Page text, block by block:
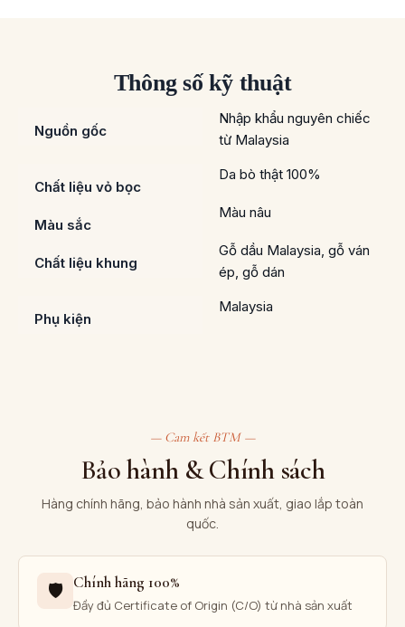
Thông số kỹ thuật
Nguồn gốc
Nhập khẩu nguyên chiếc
từ Malaysia
Chất liệu vỏ bọc
Da bò thật 100%
Màu sắc
Màu nâu
Chất liệu khung
Gỗ dầu Malaysia, gỗ ván
ép, gỗ dán
Phụ kiện
Malaysia
— Cam kết BTM —
Bảo hành & Chính sách
Hàng chính hãng, bảo hành nhà sản xuất, giao lắp toàn
quốc.
🛡 Chính hãng 100%
Đầy đủ Certificate of Origin (C/O) từ nhà sản xuất